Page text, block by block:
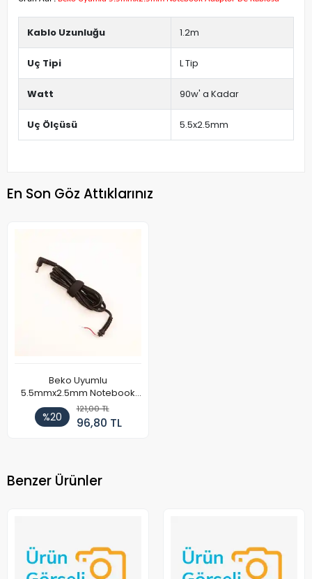
Kablo Uzunluğu 1.2m
Uç Tipi L Tip
Watt 90w' a Kadar
Uç Ölçüsü 5.5x2.5mm
En Son Göz Attıklarınız
Beko Uyumlu
5.5mmx2.5mm Notebook
Adaptör DC Kablosu
%20
121,00 TL
96,80 TL
Benzer Ürünler